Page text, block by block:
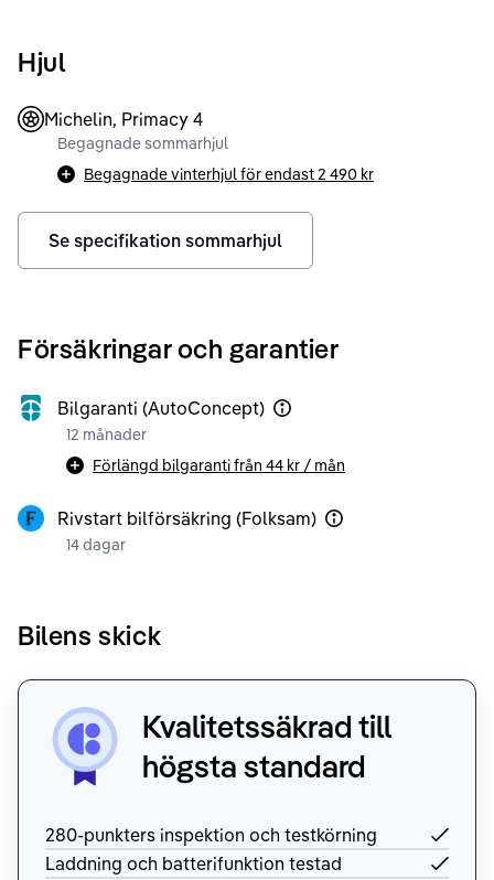
Hjul
Michelin, Primacy 4
Begagnade sommarhjul
Begagnade vinterhjul för endast2 490 kr
Se specifikation sommarhjul
Försäkringar och garantier
Bilgaranti (AutoConcept)
12 månader
Förlängd bilgaranti från 44 kr / mån
Rivstart bilförsäkring (Folksam)
14 dagar
Bilens skick
Kvalitetssäkrad till
högsta standard
280-punkters inspektion och testkörning
Laddning och batterifunktion testad